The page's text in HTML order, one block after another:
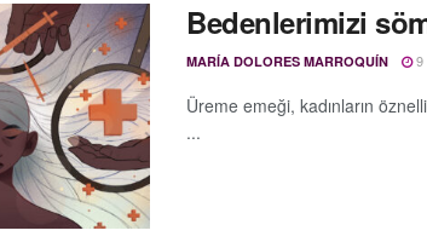
Bedenlerimizi
MARÍA DOLORES MARROQUÍN 9
Üreme emeği, kadınların
...